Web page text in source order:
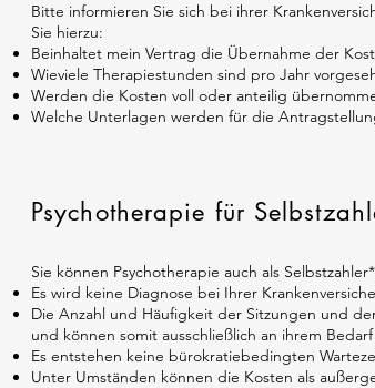
Bitte informieren Sie sich bei ihrer
Sie hierzu:
Beinhaltet mein Vertrag die Übernahme der
Wieviele Therapiestunden sind pro Jahr
Werden die Kosten voll oder anteilig
Welche Unterlagen werden für die
Psychotherapie für
Sie können Psychotherapie auch als
Es wird keine Diagnose bei Ihrer
Die Anzahl und Häufigkeit der Sitzungen und
und können somit ausschließlich an ihrem
Es entstehen keine bürokratiebedingten
Unter Umständen können die Kosten als